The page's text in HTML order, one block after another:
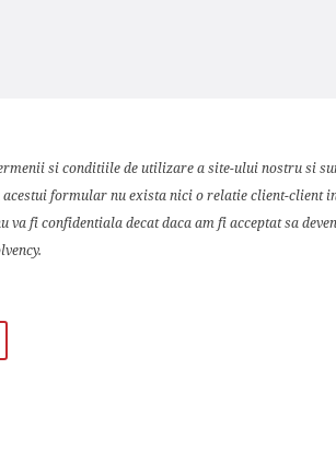
si conditiile de utilizare a site-ului nostru si
acestui formular nu exista nici o relatie client-client
fi confidentiala decat daca am fi acceptat sa